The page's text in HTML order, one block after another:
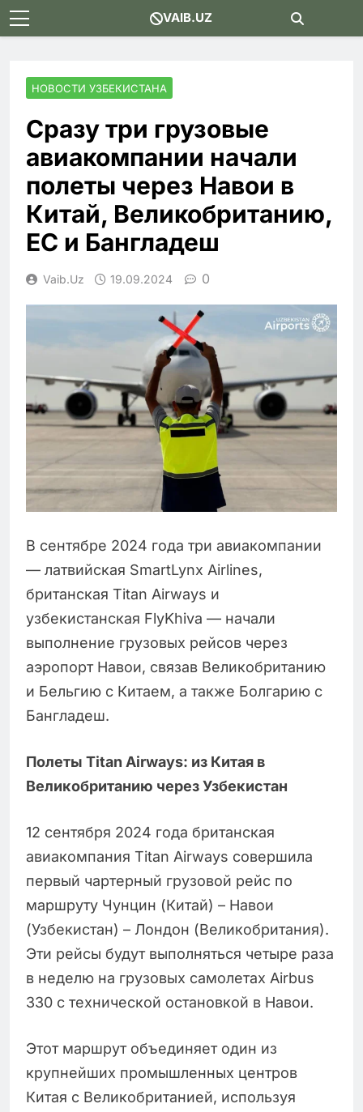
Skip
to
VAIB.UZ
НОВОСТИ УЗБЕКИСТАНА
Сразу три грузовые
авиакомпании начали
полеты через Навои в
Китай, Великобританию,
ЕС и Бангладеш
Vaib.uz 19.09.2024 0
В сентябре 2024 года три авиакомпании
— латвийская SmartLynx Airlines,
британская Titan Airways и
узбекистанская FlyKhiva — начали
выполнение грузовых рейсов через
аэропорт Навои, связав Великобританию
и Бельгию с Китаем, а также Болгарию с
Бангладеш.
Полеты Titan Airways: из Китая в
Великобританию через Узбекистан
12 сентября 2024 года британская
авиакомпания Titan Airways совершила
первый чартерный грузовой рейс по
маршруту Чунцин (Китай) – Навои
(Узбекистан) – Лондон (Великобритания).
Эти рейсы будут выполняться четыре раза
в неделю на грузовых самолетах Airbus
330 с технической остановкой в Навои.
Этот маршрут объединяет один из
крупнейших промышленных центров
Китая с Великобританией, используя